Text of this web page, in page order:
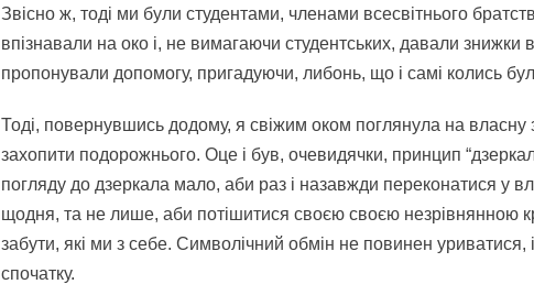
Звісно ж, тоді ми були студентами, членами всесвітнього
впізнавали на око і, не вимагаючи студентських, давали знижки
пропонували допомогу, пригадуючи, либонь, що і самі колись
Тоді, повернувшись додому, я свіжим оком поглянула на
захопити подорожнього. Оце і був, очевидячки, принцип
погляду до дзеркала мало, аби раз і назавжди переконатися у
щодня, та не лише, аби потішитися своєю своєю незрівнянною
забути, які ми з себе. Символічний обмін не повинен
спочатку.